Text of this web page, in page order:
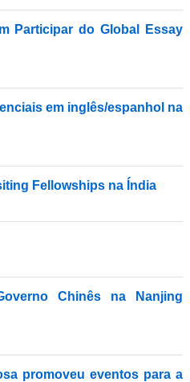
Participar do Global Essay
em inglês/espanhol na
Fellowships na Índia
Chinês na Nanjing
promoveu eventos para a